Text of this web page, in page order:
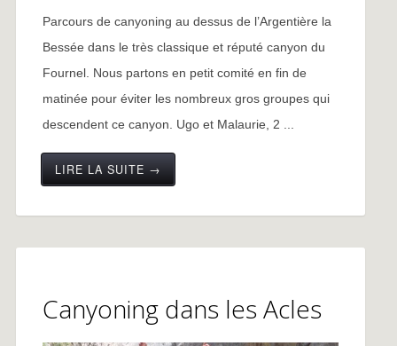
Parcours de canyoning au dessus de l’Argentière la
Bessée dans le très classique et réputé canyon du
Fournel. Nous partons en petit comité en fin de
matinée pour éviter les nombreux gros groupes qui
descendent ce canyon. Ugo et Malaurie, 2 ...
LIRE LA SUITE →
Canyoning dans les Acles